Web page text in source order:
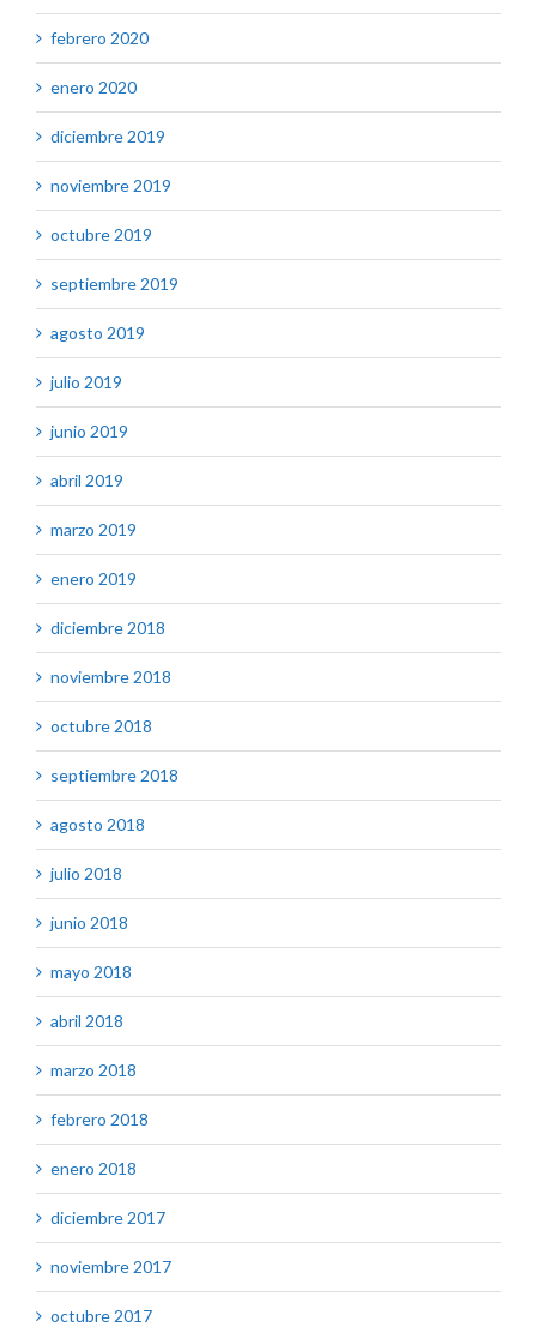
febrero 2020
enero 2020
diciembre 2019
noviembre 2019
octubre 2019
septiembre 2019
agosto 2019
julio 2019
junio 2019
abril 2019
marzo 2019
enero 2019
diciembre 2018
noviembre 2018
octubre 2018
septiembre 2018
agosto 2018
julio 2018
junio 2018
mayo 2018
abril 2018
marzo 2018
febrero 2018
enero 2018
diciembre 2017
noviembre 2017
octubre 2017